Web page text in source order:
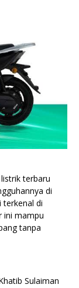
terbaru
di
terkenal di
ini mampu
tanpa
Sulaiman